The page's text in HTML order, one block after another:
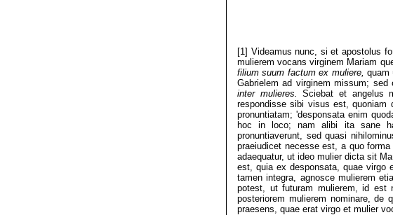
[1] Videamus nunc, si et apostolus
mulierem vocans virginem Mariam
filium suum factum ex muliere, quam
Gabrielem ad virginem missum;
inter mulieres.Sciebat et angelus
respondisse sibi visus est, quoniam
pronuntiatam; 'desponsata enim
hoc in loco; nam alibi ita sane
pronuntiaverunt, sed quasi
praeiudicet necesse est, a quo
adaequatur, ut ideo mulier dicta sit
est, quia ex desponsata, quae virgo
tamen integra, agnosce mulierem
potest, ut futuram mulierem, id est
posteriorem mulierem nominare,
praesens, quae erat virgo et mulier